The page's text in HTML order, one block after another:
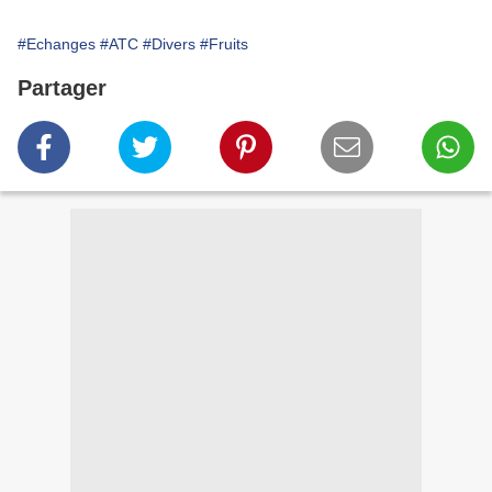
#Echanges #ATC #Divers #Fruits
Partager